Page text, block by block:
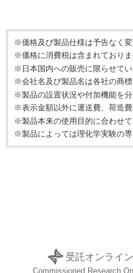
※価格及び製品仕様は予告なく変
※価格に消費税は含まれておりま
※日本国内への販売に限らせて
※会社名及び製品名は各社の商標
※製品の設置状況や付加機能を
※表示金額以外に運送費、荷造
※製品本来の使用目的に合わせて
※製品によっては理化学実験の
受託オンライン
Commissioned Research